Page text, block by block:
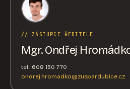
// ZÁSTUPCE ŘEDITELE
Mgr. Ondřej
tel.: 608 150 770
ondrej.hromadko@zuspardubice.cz